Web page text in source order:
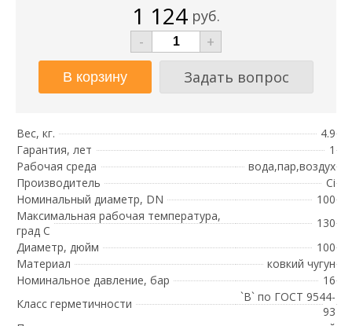
1 124 руб.
-
+
Задать вопрос
Вес, кг.
4.9
Гарантия, лет
1
Рабочая среда
вода,пар,воздух
Производитель
Ci
Номинальный диаметр, DN
100
Максимальная рабочая температура,
град С
130
Диаметр, дюйм
100
Материал
ковкий чугун
Номинальное давление, бар
16
Класс герметичности
`B` по ГОСТ 9544-
93